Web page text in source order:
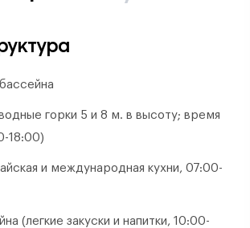
горки 5 и 8 м. в высоту; время
18:00)
и международная кухни, 07:00-
(легкие закуски и напитки, 10:00-